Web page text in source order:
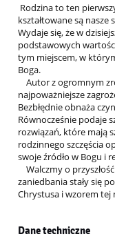
Rodzina to ten
kształtowane są
Wydaje się, że w
podstawowych
tym miejscem, w
Boga.
Autor z ogromnym
najpoważniejsze
Bezbłędnie obnaża
Równocześnie podaje
rozwiązań, które mają
rodzinnego szczęścia
swoje źródło w Bogu i
Walczmy o
zaniedbania stały się
Chrystusa i wzorem tej
Dane techniczne